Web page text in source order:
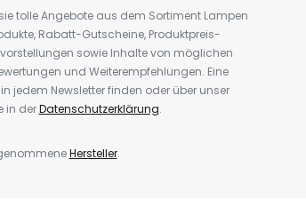
tolle Angebote aus dem Sortiment Lampen
Rabatt-Gutscheine, Produktpreis-
sowie Inhalte von möglichen
und Weiterempfehlungen. Eine
jedem Newsletter finden oder über unser
in derDatenschutzerklärung.
Hersteller.